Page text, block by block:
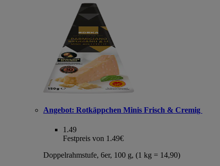
Angebot: Rotkäppchen Minis Frisch & Cremig
1.49
Festpreis von 1.49€
Doppelrahmstufe, 6er, 100 g, (1 kg = 14,90)